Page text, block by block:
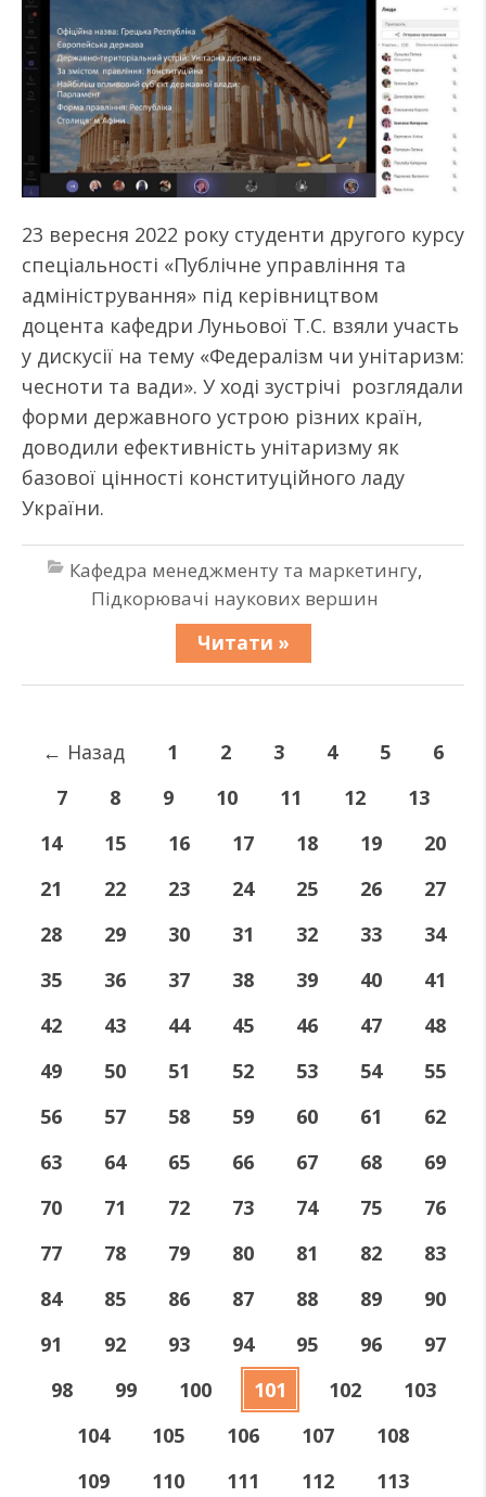
23 вересня 2022 року студенти другого курсу
спеціальності «Публічне управління та
адміністрування» під керівництвом
доцента кафедри Луньової Т.С. взяли участь
у дискусії на тему «Федералізм чи унітаризм:
чесноти та вади». У ході зустрічі розглядали
форми державного устрою різних країн,
доводили ефективність унітаризму як
базової цінності конституційного ладу
України.
Кафедра менеджменту та маркетингу,
Підкорювачі наукових вершин
Читати »
← Назад 1 2 3 4 5
6
7
8 9 10 11 12
13
14
15 16 17 18 19
20
21
22 23 24 25 26
27
28
29 30 31 32 33
34
35
36 37 38 39 40
41
42
43 44 45 46 47
48
49
50 51 52 53 54
55
56
57 58 59 60 61
62
63
64 65 66 67 68
69
70
71 72 73 74 75
76
77
78 79 80 81 82
83
84
85 86 87 88 89
90
91
92 93 94 95 96
97
98
99 100 101 102
103
104
105 106 107
108
109
110 111 112
113